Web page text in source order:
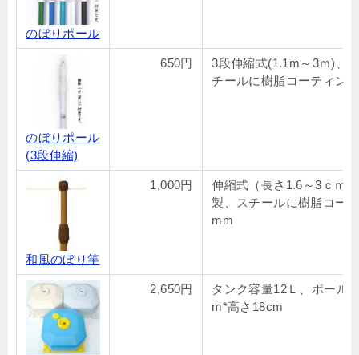
のぼりポール
のぼりポール
(3段伸縮)
650円
3段伸縮式(1.1m～3ｍ)、
チールに樹脂コーティン
和風のぼり竿
1,000円
伸縮式（長さ1.6～3ｃｍ
製、スチールに樹脂コー
mm
2,650円
タンク容量12Ｌ、ポール
m*高さ18cm